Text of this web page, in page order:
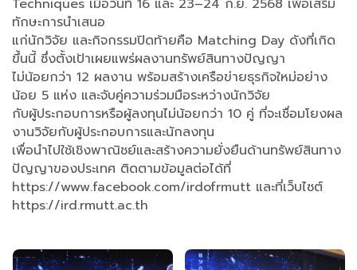
Techniques เมื่อวันที่ 16 และ 23–24 ก.ย. 2568 เพื่อเสริม
ทักษะการนำเสนอ
แก่นักวิจัย และกิจกรรมปิดท้ายคือ Matching Day ดังที่เกิด
ขึ้นนี้ ซึ่งตั้งเป้าเผยแพร่ผลงานทรัพย์สินทางปัญญา
ไม่น้อยกว่า 12 ผลงาน พร้อมสร้างเครือข่ายธุรกิจใหม่อย่าง
น้อย 5 แห่ง และจับคู่ความร่วมมือระหว่างนักวิจัย
กับผู้ประกอบการหรือผู้ลงทุนไม่น้อยกว่า 10 คู่ ที่จะเชื่อมโยงผล
งานวิจัยกับผู้ประกอบการและนักลงทุน
เพื่อนำไปใช้เชิงพาณิชย์และสร้างความยั่งยืนด้านทรัพย์สินทาง
ปัญญาของประเทศ ติดตามข้อมูลต่อได้ที่
https://www.facebook.com/irdofrmutt และที่เว็บไซต์
https://ird.rmutt.ac.th